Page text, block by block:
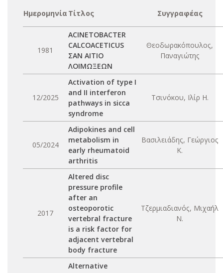
Ημερομηνία Τίτλος Συγγραφέας
1981
ACINETOBACTER
CALCOACETICUS
ΣΑΝ ΑΙΤΙΟ
ΛΟΙΜΩΞΕΩΝ
Θεοδωρακόπουλος,
Παναγιώτης
12/2025
Activation of type I
and II interferon
pathways in sicca
syndrome
Τσινόκου, Ιλίρ Η.
05/2024
Adipokines and cell
metabolism in
early rheumatoid
arthritis
Βασιλειάδης, Γεώργιος
Κ.
2017
Altered disc
pressure profile
after an
osteoporotic
vertebral fracture
is a risk factor for
adjacent vertebral
body fracture
Τζερμιαδιανός, Μιχαήλ
Ν.
Alternative